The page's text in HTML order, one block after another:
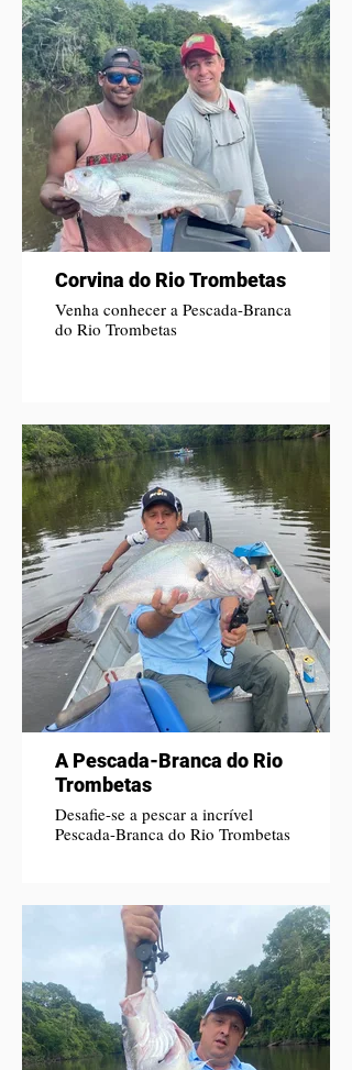
Corvina do Rio Trombetas
Venha conhecer a Pescada-Branca
do Rio Trombetas
A Pescada-Branca do Rio
Trombetas
Desafie-se a pescar a incrível
Pescada-Branca do Rio Trombetas